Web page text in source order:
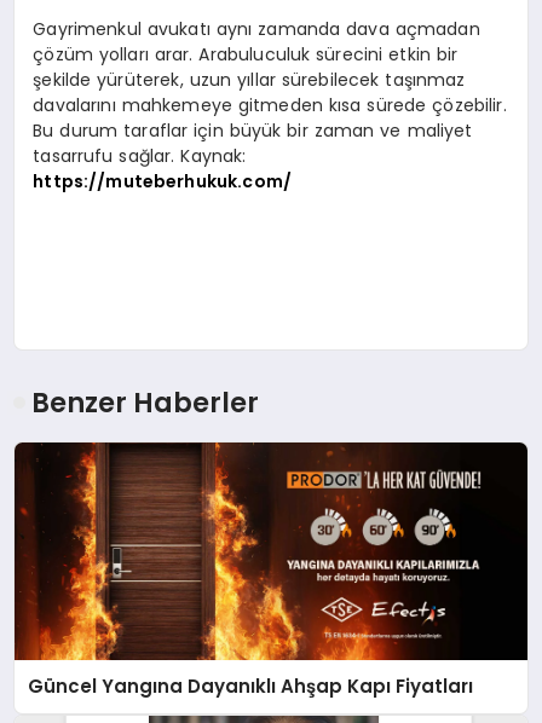
Gayrimenkul avukatı aynı zamanda dava açmadan
çözüm yolları arar. Arabuluculuk sürecini etkin bir
şekilde yürüterek, uzun yıllar sürebilecek taşınmaz
davalarını mahkemeye gitmeden kısa sürede çözebilir.
Bu durum taraflar için büyük bir zaman ve maliyet
tasarrufu sağlar. Kaynak:
https://muteberhukuk.com/
Benzer Haberler
Güncel Yangına Dayanıklı Ahşap Kapı Fiyatları